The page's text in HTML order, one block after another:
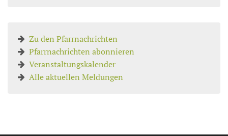
Zu den Pfarrnachrichten
Pfarrnachrichten abonnieren
Veranstaltungskalender
Alle aktuellen Meldungen